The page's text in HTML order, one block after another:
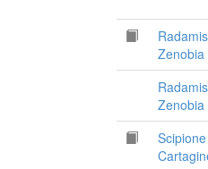
Zenobia
Zenobia